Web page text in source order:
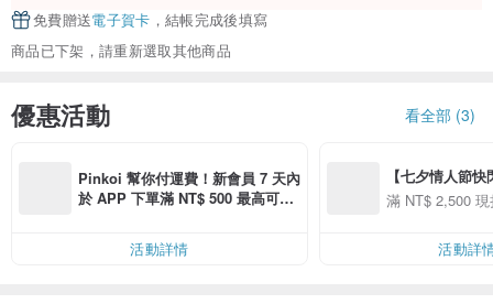
免費贈送電子賀卡 ，結帳完成後填寫
商品已下架，請重新選取其他商品
優惠活動 看全部 (3)
Pinkoi 幫你付運費！新會員 7 天內
於 APP 下單滿 NT$ 500 最高可折
活動詳情
【七夕情人節
用 APP 購買任
00 現折 NT$100
滿 NT$ 2,500
活動詳